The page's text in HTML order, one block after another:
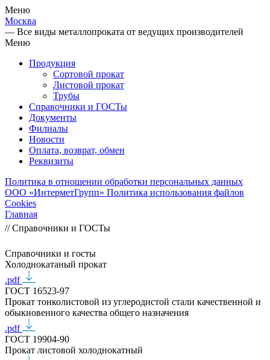
Меню
Москва
— Все виды металлопроката от ведущих производителей
Меню
Продукция
Сортовой прокат
Листовой прокат
Трубы
Справочники и ГОСТы
Документы
Филиалы
Новости
Оплата, возврат, обмен
Реквизиты
Политика в отношении обработки персональных данных
ООО «ИнтерметГрупп» Политика использования файлов
Cookies
Главная
// Справочники и ГОСТы
Справочники и госты
Холоднокатаный прокат
.pdf
ГОСТ 16523-97
Прокат тонколистовой из углеродистой стали качественной и
обыкновенного качества общего назначения
.pdf
ГОСТ 19904-90
Прокат листовой холоднокатный